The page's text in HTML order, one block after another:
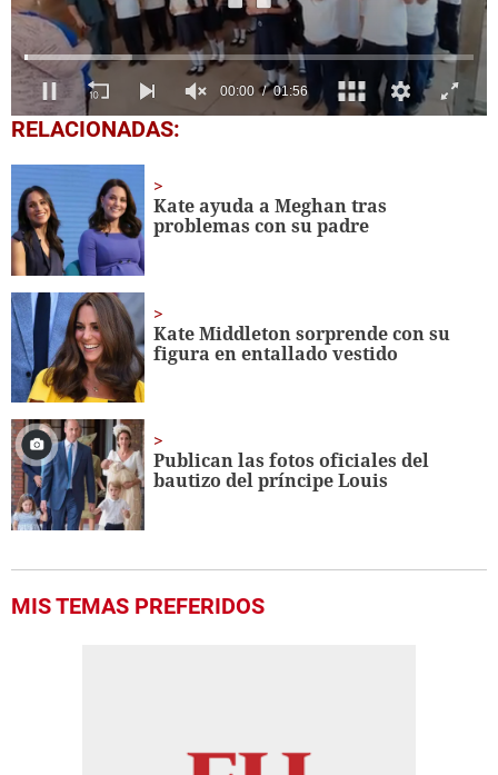
0
seconds
minute,
56
seconds
RELACIONADAS:
Kate ayuda a Meghan tras
problemas con su padre
Kate Middleton sorprende con su
figura en entallado vestido
Publican las fotos oficiales del
bautizo del príncipe Louis
MIS TEMAS PREFERIDOS